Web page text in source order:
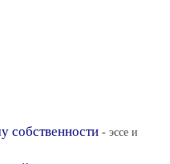
собственности - эссе и